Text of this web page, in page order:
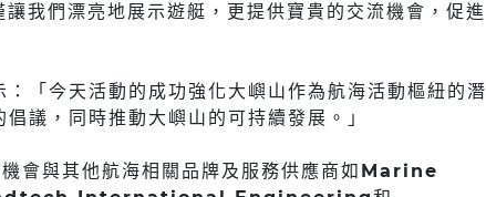
我們漂亮地展示遊艇，更提供寶貴的交流機會，促進
：「今天活動的成功強化大嶼山作為航海活動樞紐的潛
議，同時推動大嶼山的可持續發展。」
會與其他航海相關品牌及服務供應商如 Marine